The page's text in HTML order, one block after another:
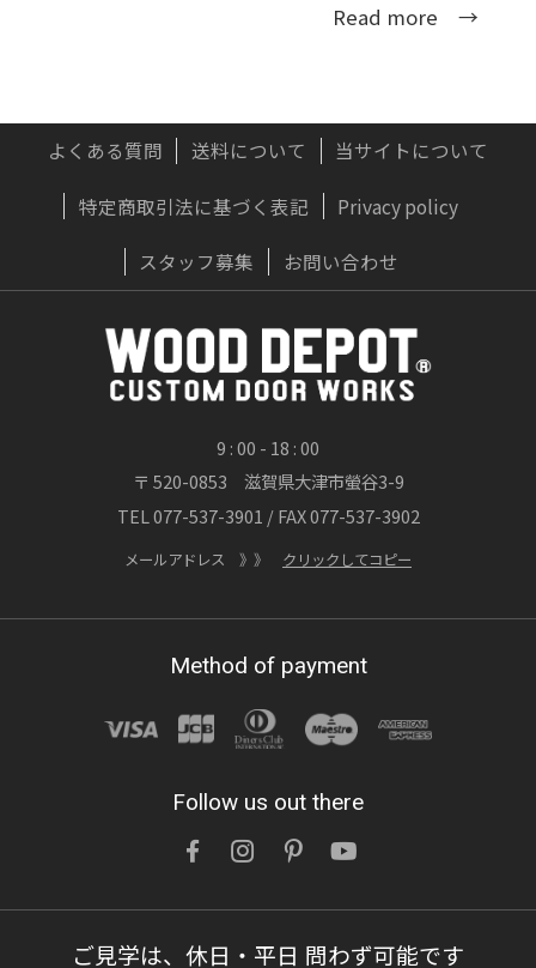
詳しくはこちら
2026/07/22
実はおすすめしない？木製ドアに「無垢材」
が向かないプロの理由
OWNERS BLOG 更新
詳しくはこちら
2026/07/20
渓流が刻んだ時間、職人が刻む時間 ― 木製
玄関ドア「ヘビーヴィンテージフィニッシ
ネットでなんて注文できない」を無くした話
OWNERS BLOG 更新
Read more →
よくある質問 送料について 当サイトについて
特定商取引法に基づく表記 Privacy policy
スタッフ募集 お問い合わせ
9 : 00 - 18 : 00
〒 520-0853 滋賀県大津市螢谷3-9
TEL 077-537-3901 / FAX 077-537-3902
メールアドレス 》》 クリックしてコピー
Method of payment
Follow us out there
ご見学は、休日・平日 問わず可能です